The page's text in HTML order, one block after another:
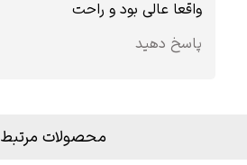
واقعا عالی بود و راحت
پاسخ دهید
محصولات مرتبط